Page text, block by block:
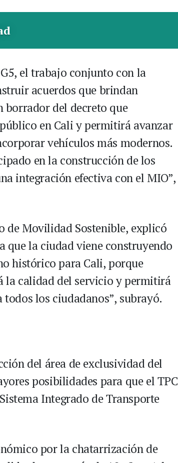
el trabajo conjunto con la
acuerdos que brindan
borrador del decreto que
en Cali y permitirá avanzar
vehículos más modernos.
en la construcción de los
integración efectiva con el MIO”,
de Movilidad Sostenible, explicó
que la ciudad viene construyendo
histórico para Cali, porque
la calidad del servicio y permitirá
los ciudadanos”, subrayó.
del área de exclusividad del
posibilidades para que el TPC
Integrado de Transporte
por la chatarrización de